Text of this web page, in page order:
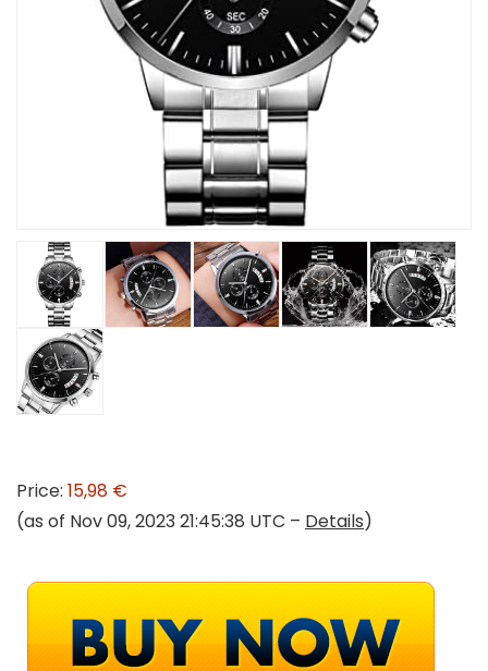
Price: 15,98 €
(as of Nov 09, 2023 21:45:38 UTC – Details)